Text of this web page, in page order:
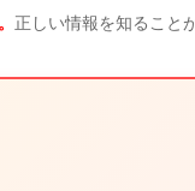
正しい情報を知ること